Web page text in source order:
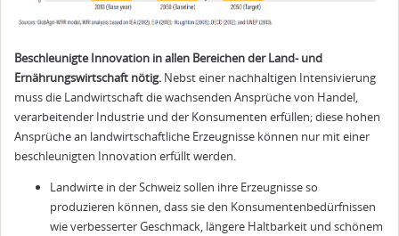
Beschleunigte Innovation in allen Bereichen der Land- und
Ernährungswirtschaft nötig. Nebst einer nachhaltigen Intensivierung
muss die Landwirtschaft die wachsenden Ansprüche von Handel,
verarbeitender Industrie und der Konsumenten erfüllen; diese hohen
Ansprüche an landwirtschaftliche Erzeugnisse können nur mit einer
beschleunigten Innovation erfüllt werden.
Landwirte in der Schweiz sollen ihre Erzeugnisse so
produzieren können, dass sie den Konsumentenbedürfnissen
wie verbesserter Geschmack, längere Haltbarkeit und schönem